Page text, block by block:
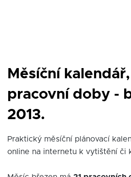
Měsíční
pracovní doby -
2013.
Praktický měsíční plánovací
online na internetu k vytištění či